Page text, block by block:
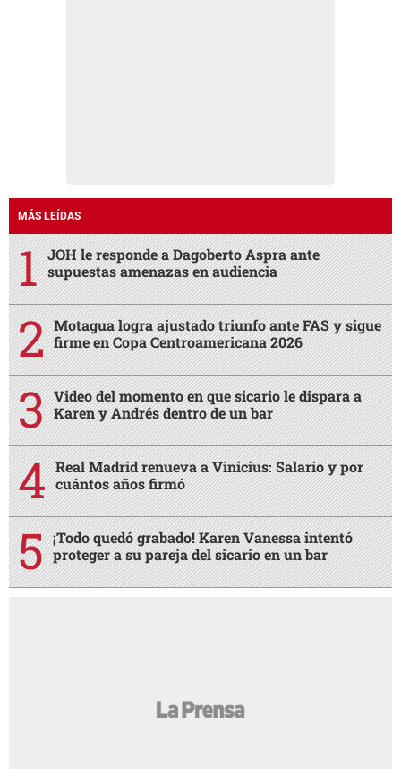
MÁS LEÍDAS
JOH le responde a Dagoberto Aspra ante
supuestas amenazas en audiencia
Motagua logra ajustado triunfo ante FAS y sigue
firme en Copa Centroamericana 2026
Video del momento en que sicario le dispara a
Karen y Andrés dentro de un bar
Real Madrid renueva a Vinicius: Salario y por
cuántos años firmó
¡Todo quedó grabado! Karen Vanessa intentó
proteger a su pareja del sicario en un bar